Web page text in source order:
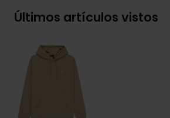
Últimos artículos vistos